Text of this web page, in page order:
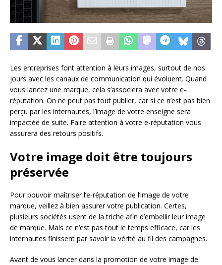
Les entreprises font attention à leurs images, surtout de nos
jours avec les canaux de communication qui évoluent. Quand
vous lancez une marque, cela s’associera avec votre e-
réputation. On ne peut pas tout publier, car si ce n’est pas bien
perçu par les internautes, l’image de votre enseigne sera
impactée de suite. Faire attention à votre e-réputation vous
assurera des retours positifs.
Votre image doit être toujours
préservée
Pour pouvoir maîtriser l’e-réputation de l’image de votre
marque, veillez à bien assurer votre publication. Certes,
plusieurs sociétés usent de la triche afin d’embellir leur image
de marque. Mais ce n’est pas tout le temps efficace, car les
internautes finissent par savoir la vérité au fil des campagnes.
Avant de vous lancer dans la promotion de votre image de